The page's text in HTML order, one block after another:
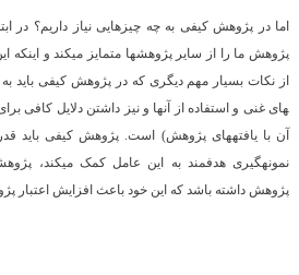
اما در پژوهش کیفی به چه چیزهایی نیاز داریم؟ در
پژوهش ما را از سایر پژوهش­ها متمایز می­کند­ و این­که
های غنی و استفاده از آن­ها و نیز داشتن دلایل کافی
آن با یافته­های پژوهش) است. پژوهش کیفی باید
نمونه­گیری هدفمند به این عامل کمک می­کند،
پژوهش داشته باشد که این خود باعث افزایش اعتبار